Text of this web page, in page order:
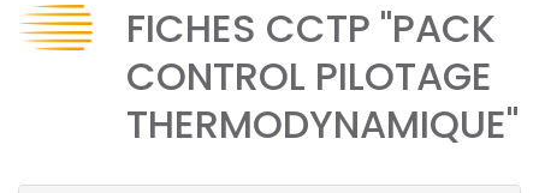
FICHES CCTP "PACK
CONTROL PILOTAGE
THERMODYNAMIQUE"